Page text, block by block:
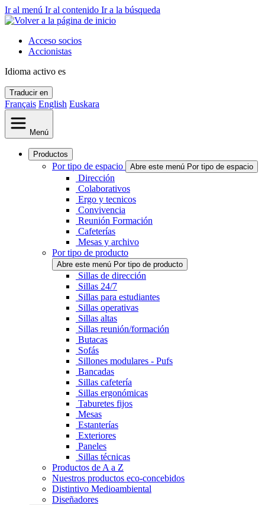
Ir al menú Ir al contenido Ir a la búsqueda
Acceso socios
Accionistas
Idioma activo es
Traducir en
Français English Euskara
Menú
Productos
Por tipo de espacio Abre este menú Por tipo de espacio
Dirección
Colaborativos
Ergo y tecnicos
Convivencia
Reunión Formación
Cafeterías
Mesas y archivo
Por tipo de producto
Abre este menú Por tipo de producto
Sillas de dirección
Sillas 24/7
Sillas para estudiantes
Sillas operativas
Sillas altas
Sillas reunión/formación
Butacas
Sofás
Sillones modulares - Pufs
Bancadas
Sillas cafetería
Sillas ergonómicas
Taburetes fijos
Mesas
Estanterías
Exteriores
Paneles
Sillas técnicas
Productos de A a Z
Nuestros productos eco-concebidos
Distintivo Medioambiental
Diseñadores